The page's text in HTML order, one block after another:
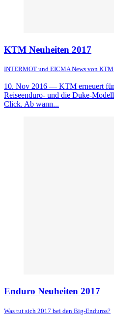
KTM Neuheiten 2017
INTERMOT und EICMA News von KTM
10. Nov 2016 — KTM erneuert
Reiseenduro- und die Duke-
Click. Ab wann...
Enduro Neuheiten 2017
Was tut sich 2017 bei den Big-Enduros?